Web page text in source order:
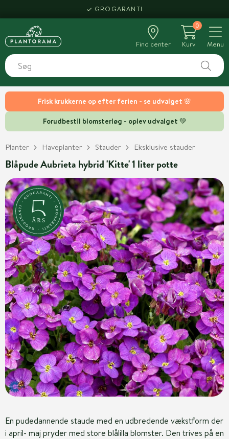
Frisk krukkerne op efter ferien - se udvalget 🌸
Forudbestil blomsterløg - oplev udvalget 💚
GROGARANTI
Find center
0
Kurv
Menu
Planter Haveplanter Stauder Eksklusive stauder
Blåpude Aubrieta hybrid 'Kitte' 1 liter potte
En pudedannende staude med en udbredende vækstform der
i april- maj pryder med store blålilla blomster. Den trives på en